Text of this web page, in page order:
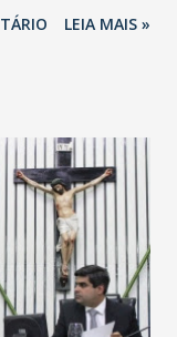
oficialmente, mas
LEIA MAIS »